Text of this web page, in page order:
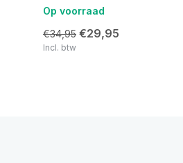
Op voorraad
€34,95 €29,95
Incl. btw